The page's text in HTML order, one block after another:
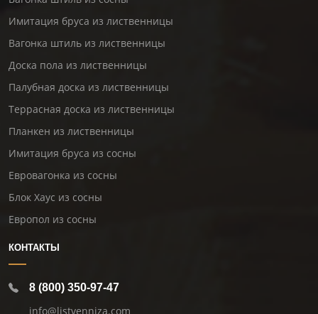
Имитация бруса из лиственницы
Вагонка штиль из лиственницы
Доска пола из лиственницы
Палубная доска из лиственницы
Террасная доска из лиственницы
Планкен из лиственницы
Имитация бруса из сосны
Евровагонка из сосны
Блок Хаус из сосны
Европол из сосны
КОНТАКТЫ
8 (800) 350-97-47
info@listvenniza.com